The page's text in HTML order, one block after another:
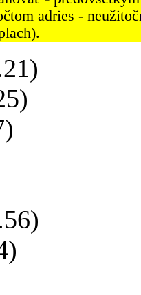
adries -